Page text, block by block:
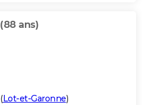
(88 ans)
(Lot-et-Garonne)